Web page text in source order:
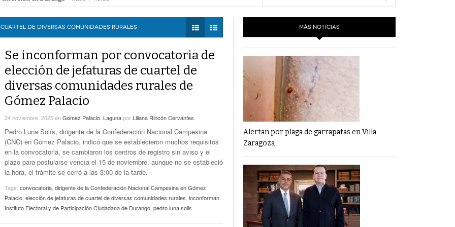
Bloquearon Mieleras- hace 7 horas -
Torreón- hace 10 horas -
Lanzan Convocatoria Del Concurso De Poesía
Enriqueta Ochoa- hace 11 horas -
Expone CLIP Preocupación Por Reformas
TWEETS AND
ESTÉREO GALLITO
Financiamiento’ Por PC29
‘La Laguna: Bomba De Tiempo Por Falta De
Planeación’ Por PC29
‘Las Corrupciones, Sus Formas Y Efectos’ Por
PC29 - 7 mayo, 2021
bloquearon Mieleras- hace 7 horas -
Agua Saludable- hace 7 horas -
Justicia de Durango por presunto cohecho- hace 7 horas -
DE DIVERSAS COMUNIDADES RURALES
Se inconforman por convocatoria de
elección de jefaturas de cuartel de
diversas comunidades rurales de
Gómez Palacio
24 noviembre, 2025enGómez Palacio Lagunapor Liliana Rincón Cervantes
Pedro Luna Solís, dirigente de la Confederación Nacional Campesina
(CNC) en Gómez Palacio, indicó que se establecieron muchos requisitos
en la convocatoria, se cambiaron los centros de registro sin aviso y el
plazo para postularse vencía el 15 de noviembre, aunque no se estableció
la hora, el trámite se cerró a las 3:00 de la tarde.
Tags: convocatoria dirigente de la Confederación Nacional Campesina en Gómez
Palacio elección de jefaturas de cuartel de diversas comunidades rurales inconforman
Instituto Electoral y de Participación Ciudadana de Durango pedro luna solis
MÁS NOTICIAS
Alertan por plaga de garrapatas en Villa
Zaragoza